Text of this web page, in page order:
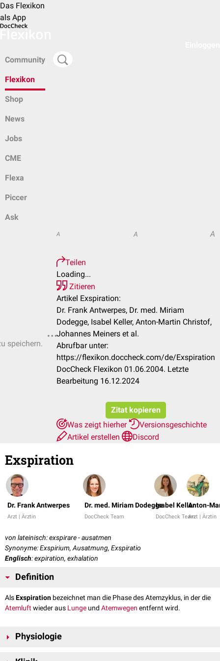
Das Flexikon
als App
Community
Flexikon
Shop
News
Jobs
CME
Flexa
Piccer
Ask
speichern.
A A A
Teilen
Loading...
Zitieren
Artikel Exspiration:
Dr. Frank Antwerpes, Dr. med. Miriam
Dodegge, Isabel Keller, Anton-Martin Christof,
Johannes Meiners et al.
Abrufbar unter:
https://flexikon.doccheck.com/de/Exspiration
DocCheck Flexikon 01.06.2004. Letzte
Bearbeitung 16.12.2024
Zitat kopieren
Was zeigt hierher
Versionsgeschichte
Artikel erstellen
Discord
Exspiration
Dr. Frank Antwerpes
Arzt | Ärztin
Dr. med. Miriam Dodegge
DocCheck Team
Isabel Keller
DocCheck Team
Anton-
Arzt | Ärztin
von lateinisch: exspirare - ausatmen
Synonyme: Exspirium, Ausatmung, Exspiratio
Englisch: expiration, exhalation
Definition
AlsExspiration bezeichnet man die Phase des Atemzyklus, in der die
Atemluftwieder aus Lunge und Atemwegen entfernt wird.
Physiologie